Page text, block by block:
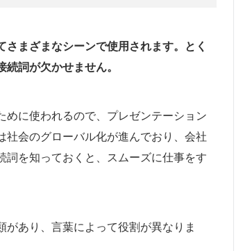
まざまなシーンで使用されます。とく
詞が欠かせません。
めに使われるので、プレゼンテーション
会のグローバル化が進んでおり、会社
を知っておくと、スムーズに仕事をす
あり、言葉によって役割が異なりま